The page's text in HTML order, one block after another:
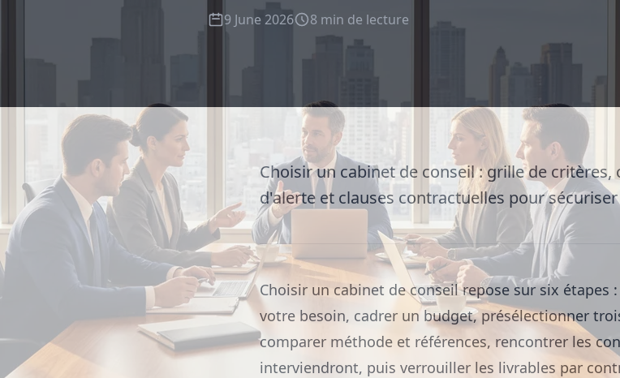
9 June 2026 8 min de lecture
Choisir un cabinet de conseil : grille de critères,
d'alerte et clauses contractuelles pour
Choisir un cabinet de conseil repose sur six étapes
votre besoin, cadrer un budget, présélectionner
comparer méthode et références, rencontrer les
interviendront, puis verrouiller les livrables par